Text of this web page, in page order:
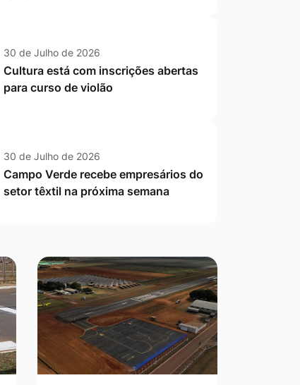
30 de Julho de 2026
Cultura está com inscrições abertas
para curso de violão
30 de Julho de 2026
Campo Verde recebe empresários do
setor têxtil na próxima semana